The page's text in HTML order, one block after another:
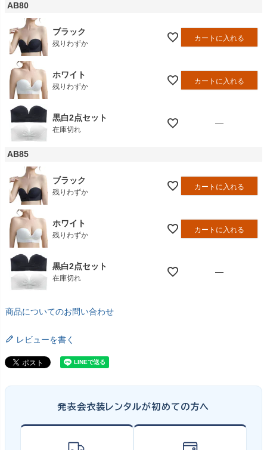
AB80
ブラック
残りわずか
カートに入れる
ホワイト
残りわずか
カートに入れる
黒白2点セット
在庫切れ
—
AB85
ブラック
残りわずか
カートに入れる
ホワイト
残りわずか
カートに入れる
黒白2点セット
在庫切れ
—
商品についてのお問い合わせ
レビューを書く
発表会衣装レンタルが初めての方へ